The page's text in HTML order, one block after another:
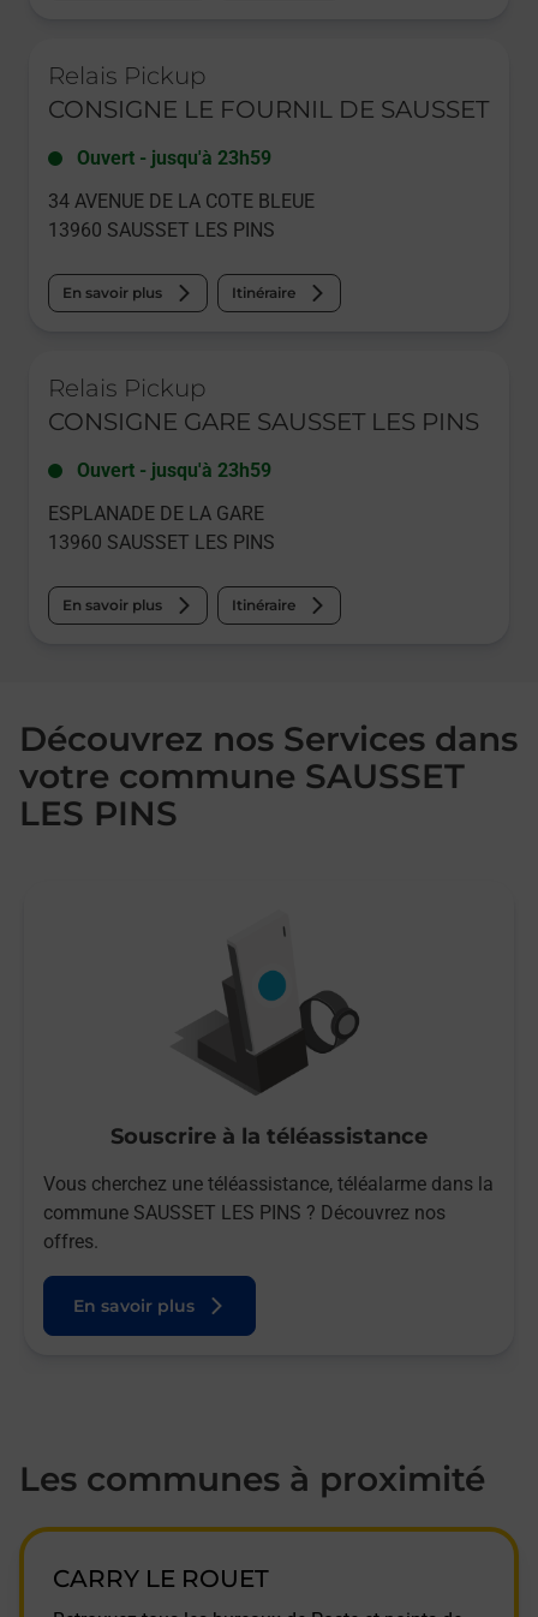
Relais Pickup
CONSIGNE LE FOURNIL DE SAUSSET
Ouvert - jusqu'à 23h59
34 AVENUE DE LA COTE BLEUE
13960 SAUSSET LES PINS
En savoir plus Itinéraire
Relais Pickup
CONSIGNE GARE SAUSSET LES PINS
Ouvert - jusqu'à 23h59
ESPLANADE DE LA GARE
13960 SAUSSET LES PINS
En savoir plus Itinéraire
Découvrez nos Services dans
votre commune SAUSSET
LES PINS
Souscrire à la téléassistance
Vous cherchez une téléassistance, téléalarme dans la
commune SAUSSET LES PINS ? Découvrez nos
offres.
En savoir plus
Les communes à proximité
CARRY LE ROUET